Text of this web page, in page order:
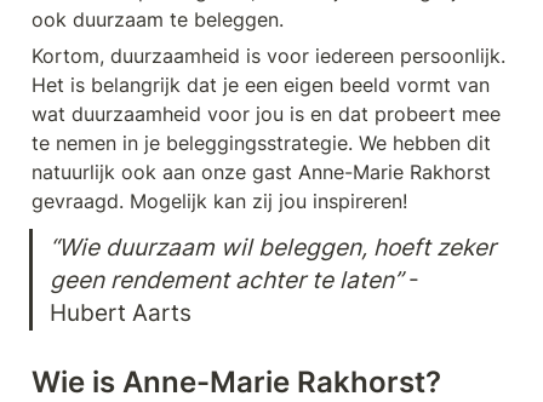
ook duurzaam te beleggen.
Kortom, duurzaamheid is voor iedereen persoonlijk.
Het is belangrijk dat je een eigen beeld vormt van
wat duurzaamheid voor jou is en dat probeert mee
te nemen in je beleggingsstrategie. We hebben dit
natuurlijk ook aan onze gast Anne-Marie Rakhorst
gevraagd. Mogelijk kan zij jou inspireren!
“Wie duurzaam wil beleggen, hoeft zeker
geen rendement achter te laten” -
Hubert Aarts
Wie is Anne-Marie Rakhorst?